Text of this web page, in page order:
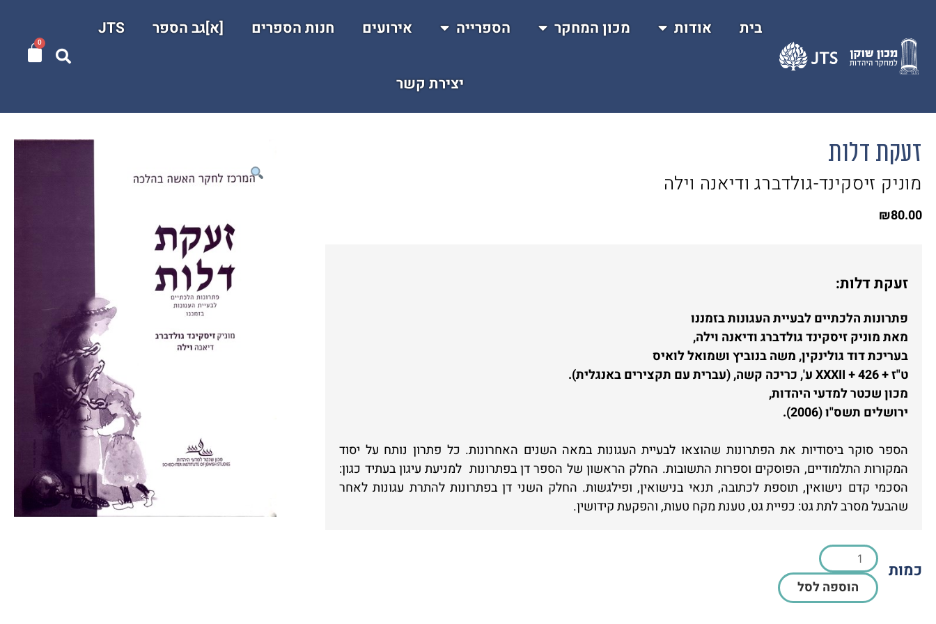
בית אודות מכון המחקר הספרייה אירועים חנות הספרים [א]גב הספר JTS
יצירת קשר
0
זעקת דלות
מוניק זיסקינד-גולדברג ודיאנה וילה
₪80.00
זעקת דלות:
פתרונות הלכתיים לבעיית העגונות בזמננו
מאת מוניק זיסקינד גולדברג ודיאנה וילה,
בעריכת דוד גולינקין, משה בנוביץ ושמואל לואיס
ט"ז + 426 + XXXII ע', כריכה קשה, (עברית עם תקצירים באנגלית).
מכון שכטר למדעי היהדות,
ירושלים תשס"ו (2006).
הספר סוקר ביסודיות את הפתרונות שהוצאו לבעיית העגונות במאה השנים האחרונות. כל פתרון נותח על יסוד
המקורות התלמודיים, הפוסקים וספרות התשובות. החלק הראשון של הספר דן בפתרונות למניעת עיגון בעתיד כגון:
הסכמי קדם נישואין, תוספת לכתובה, תנאי בנישואין, ופילגשות. החלק השני דן בפתרונות להתרת עגונות לאחר
שהבעל מסרב לתת גט: כפיית גט, טענת מקח טעות, והפקעת קידושין.
כמות
הוספה לסל